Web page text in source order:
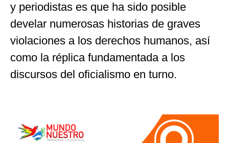
y periodistas es que ha sido posible
develar numerosas historias de graves
violaciones a los derechos humanos, así
como la réplica fundamentada a los
discursos del oficialismo en turno.